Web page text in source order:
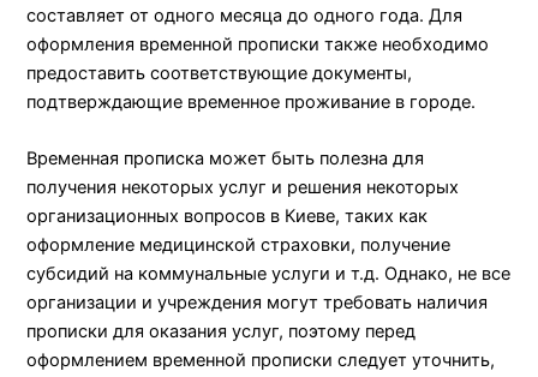
составляет от одного месяца до одного года. Для
оформления временной прописки также необходимо
предоставить соответствующие документы,
подтверждающие временное проживание в городе.
Временная прописка может быть полезна для
получения некоторых услуг и решения некоторых
организационных вопросов в Киеве, таких как
оформление медицинской страховки, получение
субсидий на коммунальные услуги и т.д. Однако, не все
организации и учреждения могут требовать наличия
прописки для оказания услуг, поэтому перед
оформлением временной прописки следует уточнить,